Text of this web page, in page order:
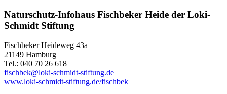
Naturschutz-Infohaus Fischbeker Heide der Loki-
Schmidt Stiftung
Fischbeker Heideweg 43a
21149 Hamburg
Tel.: 040 70 26 618
fischbek@loki-schmidt-stiftung.de
www.loki-schmidt-stiftung.de/fischbek